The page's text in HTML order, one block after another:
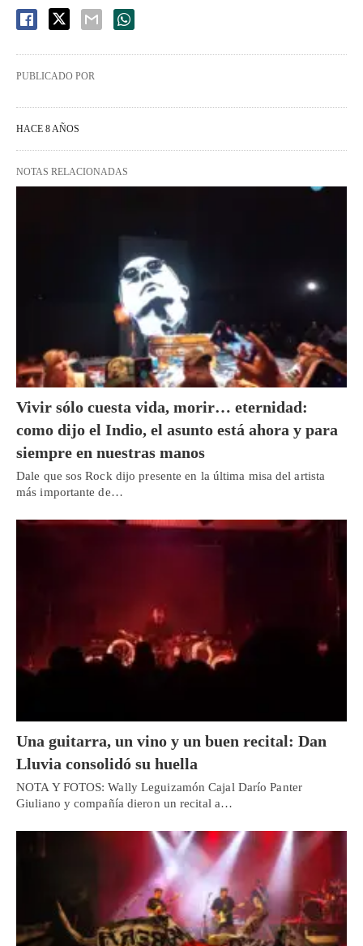
PUBLICADO POR
HACE 8 AÑOS
NOTAS RELACIONADAS
Vivir sólo cuesta vida, morir… eternidad:
como dijo el Indio, el asunto está ahora y para
siempre en nuestras manos
Dale que sos Rock dijo presente en la última misa del artista
más importante de…
Una guitarra, un vino y un buen recital: Dan
Lluvia consolidó su huella
NOTA Y FOTOS: Wally Leguizamón Cajal Darío Panter
Giuliano y compañía dieron un recital a…